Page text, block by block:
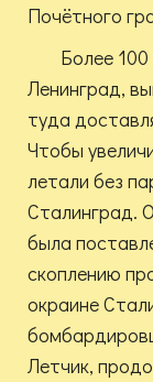
Почётного
Более
Ленинград,
туда
Чтобы
летали без
Сталинград.
была
скоплению
окраине
Летчик,